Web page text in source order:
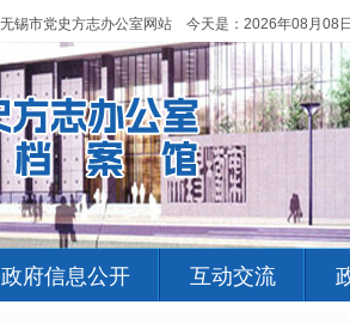
锡市党史方志办公室网站 今天是： 2026年08月08
政府信息公开 互动交流